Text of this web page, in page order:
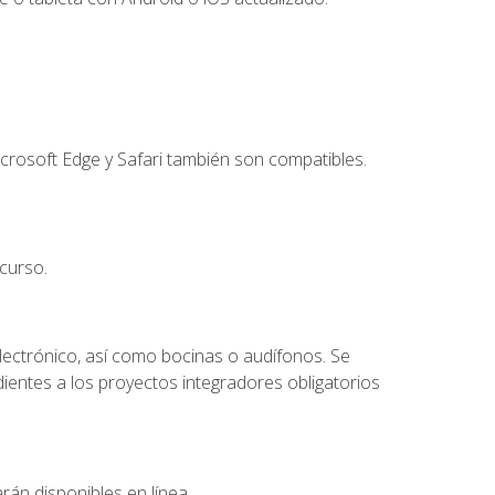
Edge y Safari también son compatibles.
así como bocinas o audífonos. Se
a los proyectos integradores obligatorios